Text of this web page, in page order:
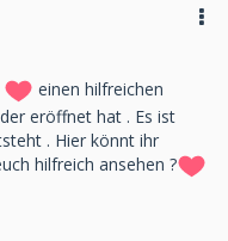
einen hilfreichen
eröffnet hat . Es ist
. Hier könnt ihr
hilfreich ansehen ?